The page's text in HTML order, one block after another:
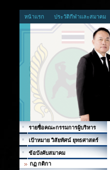
หน้าแรก ประวัติกีฬาและสมาคม
รายชื่อคณะกรรมการผู้บริหาร
เป้าหมาย วิสัยทัศน์ ยุทธศาสตร์
ข้อบังคับสมาคม
กฏ กติกา